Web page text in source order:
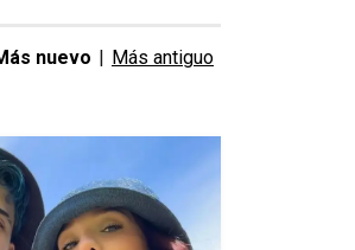
nuevo | Más antiguo